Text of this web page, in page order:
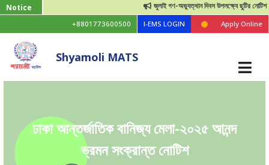
Notice জুলাই গণ-অভ্যুত্থান দিবস উপলক্ষ্যে ছুটির নোটিশ।
+8801773600500 I-EMS LOGIN Apply Online
Shyamoli MATS
ঢাকা আন্তর্জাতিক বানিজ্য মেলা-২০২৫ আনন্দ
ভ্রমন সংক্রান্ত নোটিশ